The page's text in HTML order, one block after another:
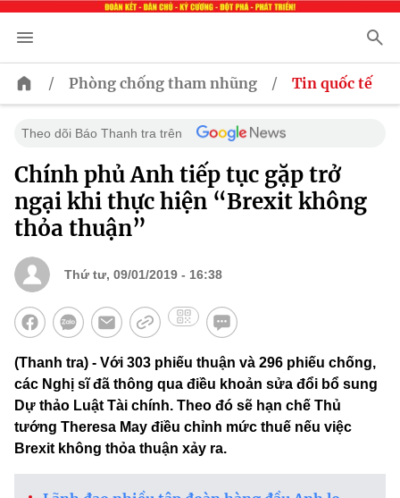
/ Phòng chống tham nhũng / Tin quốc tế
Theo dõi Báo Thanh tra trên
Chính phủ Anh tiếp tục gặp trở
ngại khi thực hiện “Brexit không
thỏa thuận”
Thứ tư, 09/01/2019 - 16:38
(Thanh tra) - Với 303 phiếu thuận và 296 phiếu chống,
các Nghị sĩ đã thông qua điều khoản sửa đổi bổ sung
Dự thảo Luật Tài chính. Theo đó sẽ hạn chế Thủ
tướng Theresa May điều chỉnh mức thuế nếu việc
Brexit không thỏa thuận xảy ra.